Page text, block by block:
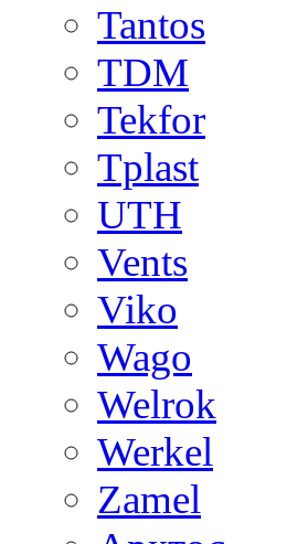
Tantos
TDM
Tekfor
Tplast
UTH
Vents
Viko
Wago
Welrok
Werkel
Zamel